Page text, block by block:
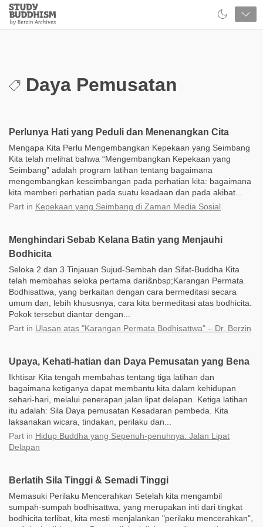
Close
Study
Buddhism
Daya Pemusatan
Perlunya Hati yang Peduli dan Menenangkan Cita
Mengapa Kita Perlu Mengembangkan Kepekaan yang Seimbang
Kita telah melihat bahwa “Mengembangkan Kepekaan yang
Seimbang” adalah program latihan tentang bagaimana
mengembangkan keseimbangan pada perhatian kita: bagaimana
kita memberi perhatian pada suatu keadaan dan pada akibat...
Part in Kepekaan yang Seimbang di Zaman Media Sosial
Menghindari Sebab Kelana Batin yang Menjauhi
Bodhicita
Seloka 2 dan 3 Tinjauan Sujud-Sembah dan Sifat-Buddha Kita
telah membahas seloka pertama dari&nbsp;Karangan Permata
Bodhisattwa, yang berkaitan dengan cara bermeditasi secara
umum dan, lebih khususnya, cara kita bermeditasi atas bodhicita.
Pokok tersebut diantar dengan...
Part in Ulasan atas "Karangan Permata Bodhisattwa" – Dr. Berzin
Upaya, Kehati-hatian dan Daya Pemusatan yang Bena
Ikhtisar Kita tengah membahas tentang tiga latihan dan
bagaimana ketiganya dapat membantu kita dalam kehidupan
sehari-hari, melalui penerapan jalan lipat delapan. Ketiga latihan
itu adalah: Sila Daya pemusatan Kesadaran pembeda. Kita
laksanakan wicara, tindakan, perilaku dan...
Part in Hidup Buddha yang Sepenuh-penuhnya: Jalan Lipat
Delapan
Berlatih Sila Tinggi & Semadi Tinggi
Memasuki Perilaku Mencerahkan Setelah kita mengambil
sumpah-sumpah bodhisattwa, yang merupakan inti dari tingkat
bodhicita terlibat, kita mesti menjalankan "perilaku mencerahkan",